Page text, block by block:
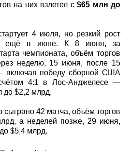
на них взлетел с$65 млн до
4 июля, но резкий рост
ещё в июне. К 8 июня, за
чемпионата, объём торгов
неделю, 15 июня, после 15
включая победу сборной США
4:1 в Лос-Анджелесе —
до $2,2 млрд.
сыграно 42 матча, объём торгов
а неделей позже, 29 июня,
$5,4 млрд.